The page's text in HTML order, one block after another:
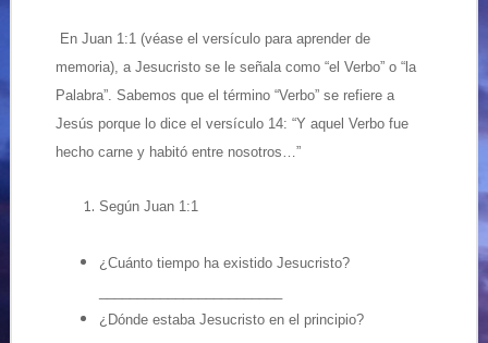
En Juan 1:1 (véase el versículo para aprender de
memoria), a Jesucristo se le señala como “el Verbo” o “la
Palabra”. Sabemos que el término “Verbo” se refiere a
Jesús porque lo dice el versículo 14: “Y aquel Verbo fue
hecho carne y habitó entre nosotros…”
Según Juan 1:1
¿Cuánto tiempo ha existido Jesucristo?
¿Dónde estaba Jesucristo en el principio?